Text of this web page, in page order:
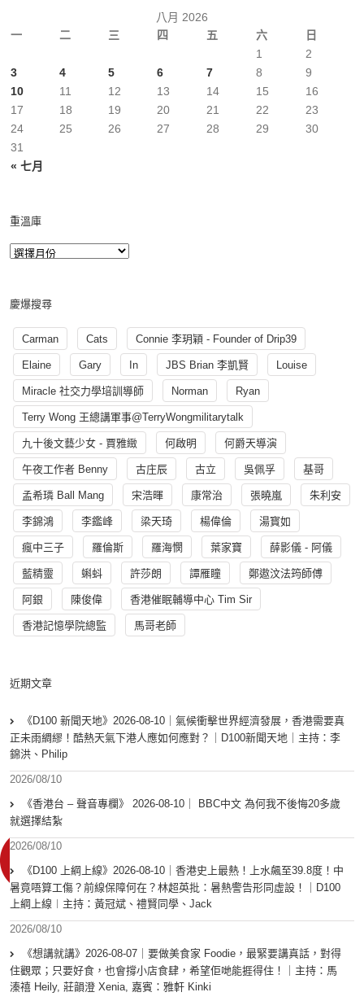
八月 2026
一
二 三 四 五 六 日
« 七月
1
2
3
4 5 6 7 8
9
10
11 12 13 14 15
16
17
18 19 20 21 22
23
24
25 26 27 28 29
30
31
重溫庫
慶爆搜尋
Carman Cats Connie 李玥穎 - Founder of Drip39
Elaine Gary In JBS Brian 李凱賢 Louise
Miracle 社交力學培訓導師 Norman Ryan
Terry Wong 王總講軍事@TerryWongmilitarytalk
九十後文藝少女 - 賈雅緻 何啟明 何爵天導演
午夜工作者 Benny 古庄辰 古立 吳佩孚 基哥
孟希璘 Ball Mang 宋浩暉 康常治 張曉嵐 朱利安
李錦鴻 李鑑峰 梁天琦 楊偉倫 湯寳如
瘋中三子 羅倫斯 羅海憫 葉家寶 薛影儀 - 阿儀
藍精靈 蝌蚪 許莎朗 譚雁瞳 鄭遨汶法筠師傅
阿銀 陳俊偉 香港催眠輔導中心 Tim Sir
香港記憶學院總監 馬哥老師
近期文章
《D100 新聞天地》2026-08-10｜氣候衝擊世界經濟發展，香港需要真
正未雨綢繆！酷熱天氣下港人應如何應對？｜D100新聞天地｜主持：李
錦洪、Philip
2026/08/10
《香港台 – 聲音專欄》 2026-08-10｜ BBC中文 為何我不後悔20多歲
就選擇結紮
2026/08/10
《D100 上綱上線》2026-08-10｜香港史上最熱！上水飆至39.8度！中
暑竟唔算工傷？前線保障何在？林超英批：暑熱警告形同虛設！｜D100
上綱上線︱主持：黃冠斌、禮賢同學、Jack
2026/08/10
《想講就講》2026-08-07｜要做美食家 Foodie，最緊要講真話，對得
住觀眾；只要好食，也會撐小店食肆，希望佢哋能捱得住！｜主持：馬
溱禧 Heily, 莊韻澄 Xenia, 嘉賓：雅軒 Kinki